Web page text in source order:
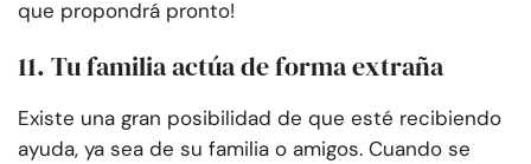
que propondrá pronto!
11. Tu familia actúa de forma extraña
Existe una gran posibilidad de que esté recibiendo
ayuda, ya sea de su familia o amigos. Cuando se